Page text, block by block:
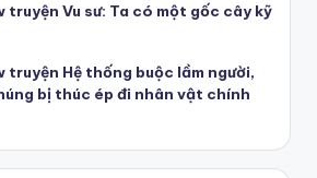
truyện Vu sư: Ta có một gốc cây kỹ
truyện Hệ thống buộc lầm người,
bị thúc ép đi nhân vật chính